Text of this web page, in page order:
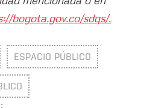
bogota.gov.co/sdqs/.
ESPACIO PÚBLICO